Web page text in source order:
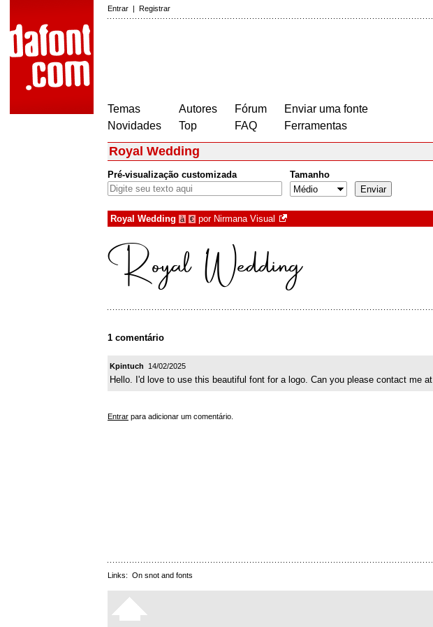
Entrar | Registrar
Temas
Novidades
Autores
Top
Fórum
FAQ
Enviar uma fonte
Ferramentas
Royal Wedding
Pré-visualização customizada Tamanho
Royal Wedding à € por Nirmana Visual
1 comentário
Kpintuch 14/02/2025
Hello. I'd love to use this beautiful font for a logo. Can you please contact me at
Entrar para adicionar um comentário.
Links: On snot and fonts